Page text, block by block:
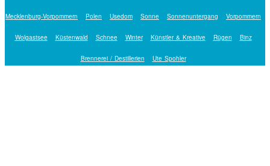
Mecklenburg-Vorpommern Polen Usedom Sonne Sonnenuntergang Vorpommern
Wolgastsee Küstenwald Schnee Winter Künstler & Kreative Rügen Binz
Brennerei / Destillerien Ute Spohler